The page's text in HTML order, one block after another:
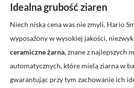
Idealna grubość ziaren
Niech niska cena was nie zmyli. Hario
wyposażony w wysokiej jakości,
ceramiczne żarna, znane z najlepszych
automatycznych, które mielą ziarna w
gwarantując przy tym zachowanie ich